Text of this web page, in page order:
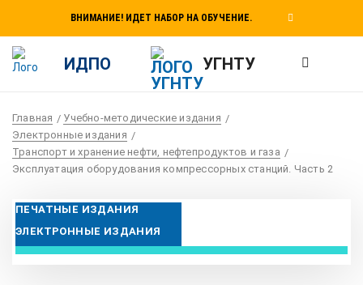
ВНИМАНИЕ! ИДЕТ НАБОР НА ОБУЧЕНИЕ.
ИДПО УГНТУ
Главная
Учебно-методические издания
Электронные издания
Транспорт и хранение нефти, нефтепродуктов и газа
Эксплуатация оборудования компрессорных станций. Часть 2
ПЕЧАТНЫЕ ИЗДАНИЯ
ЭЛЕКТРОННЫЕ ИЗДАНИЯ